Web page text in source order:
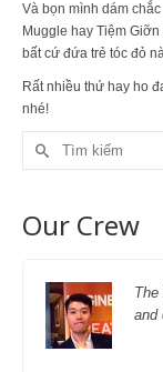
Và bọn mình dám
Muggle hay Tiệm
bất cứ đứa trẻ tóc đỏ
Rất nhiều thứ hay ho
nhé!
Search
Our Crew
The
and